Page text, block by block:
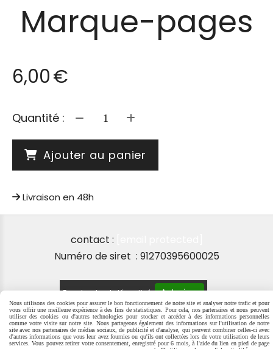
Marque-pages
6,00€
Quantité :
Ajouter au panier
Livraison en 48h
contact :
Numéro de siret : 91270395600025
Facebook est désactivé. Autoriser
MENTIONS LÉGALES SE RÉTRACTER
POLITIQUE DE
Nous utilisons des cookies pour assurer le bon fonctionnement de notre site et analyser notre trafic et pour
vous offrir une meilleure expérience à des fins de statistiques. Pour cela, nos partenaires et nous peuvent
utiliser des cookies ou d'autres technologies pour stocker et accéder à des informations personnelles
comme votre visite sur notre site. Nous partageons également des informations sur l'utilisation de notre
site avec nos partenaires de médias sociaux, de publicité et d'analyse, qui peuvent combiner celles-ci avec
d'autres informations que vous leur avez fournies ou qu'ils ont collectées lors de votre utilisation de leurs
services. Vous pouvez retirer votre consentement, enregistré pour 6 mois, à l'aide du lien en pied de page